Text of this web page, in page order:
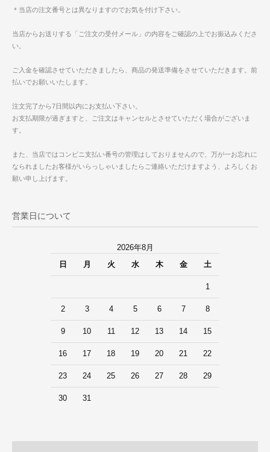
＊当店の注文番号とは異なりますのでお気を付け下さい。
当店からお送りする「ご注文の受付メール」の内容をご確認の上でお振込みくださ
い。
ご入金を確認させていただきましたら、商品の発送準備をさせていただきます。前
払いでお願いいたします。
注文完了から7日間以内にお支払い下さい。
お支払期限が過ぎますと、ご注文はキャンセルとさせていただく場合がございま
す。
また、当店ではコンビニ支払い番号の管理はしておりませんので、万が一お忘れに
なられましたお客様がいらっしゃいましたらご連絡いただけますよう、よろしくお
願い申し上げます。
営業日について
2026年8月
日
月 火 水 木 金 土
1
2 3 4 5 6 7 8
9 10 11 12 13 14 15
16 17 18 19 20 21 22
23 24 25 26 27 28 29
30 31